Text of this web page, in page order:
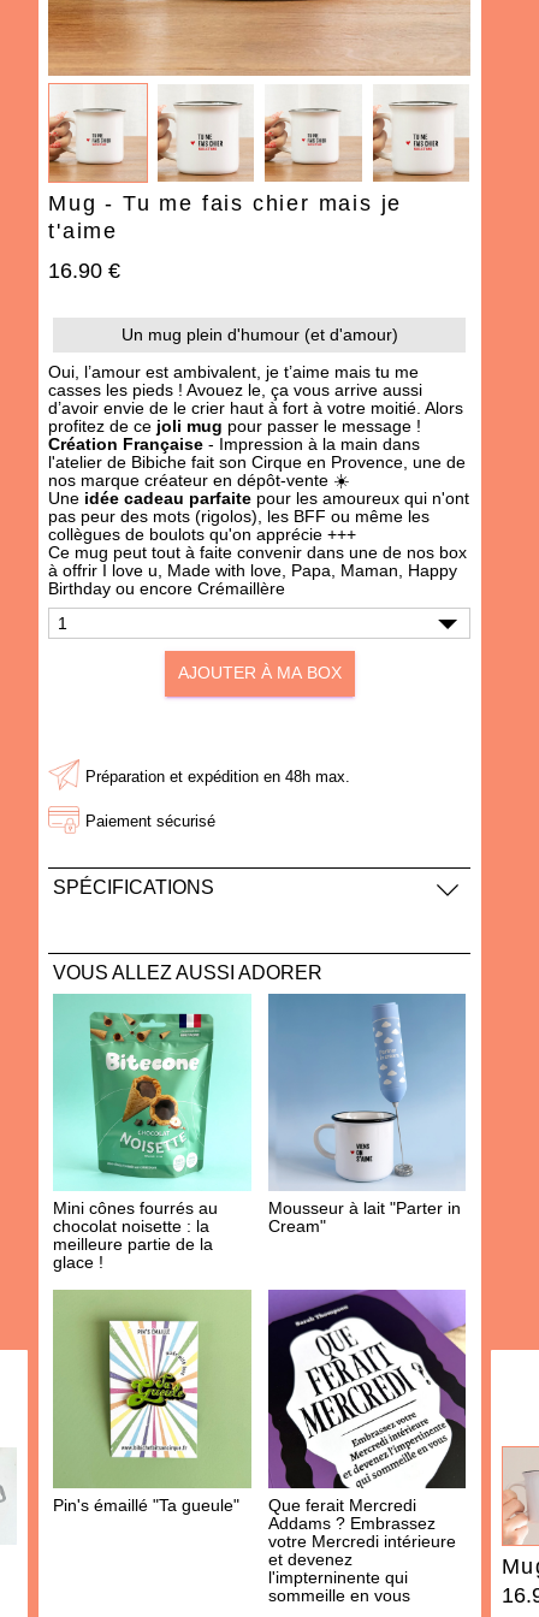
Mug - Tu me fais chier mais je
t'aime
16.90 €
Un mug plein d'humour (et d'amour)
Oui, l’amour est ambivalent, je t’aime mais tu me
casses les pieds ! Avouez le, ça vous arrive aussi
d’avoir envie de le crier haut à fort à votre moitié. Alors
profitez de ce joli mug pour passer le message !
Création Française- Impression à la main dans
l'atelier de Bibiche fait son Cirque en Provence, une de
nos marque créateur en dépôt-vente ☀️
Une idée cadeau parfaite pour les amoureux qui n'ont
pas peur des mots (rigolos), les BFF ou même les
collègues de boulots qu'on apprécie +++
Ce mug peut tout à faite convenir dans une de nos box
à offrir I love u Made with love Papa Maman
Happy
Birthday ou encoreCrémaillère
AJOUTER À MA BOX
Préparation et expédition en 48h max.
Paiement sécurisé
SPÉCIFICATIONS
Dimensions :diamètre 85 mm / hauteur 85 mm
Passe au lave-vaisselle et au micro-ondes
VOUS ALLEZ AUSSI ADORER
Mini cônes fourrés au
chocolat noisette : la
meilleure partie de la
glace !
Mousseur à lait "Parter in
Cream"
Pin's émaillé "Ta gueule"
Que ferait Mercredi
Addams ? Embrassez
votre Mercredi intérieure
et devenez
l'impterninente qui
sommeille en vous
THÈMES
487 produits
AJOUTER À MA BOX
Moutarde à l'ancienne -
douce
3.90 €
AJOUTER À MA BOX
Moutarde au piment
3.90 €
Sachet de cookies Brewkies
- Choco noisette
AJOUTER À MA BOX
Sucre aromatisé - Pomme
d'amour
5.90 €
VICTIME DE SON SUCCÈS !
Moutarde artisanale aux
Cèpes du Périgord
4.40 €
AJOUTER À MA BOX
Mini cônes fourrés au
chocolat au lait et caramel
AJOUTER À MA BOX
Limonade bio artisanale -
Limojito
4.90 €